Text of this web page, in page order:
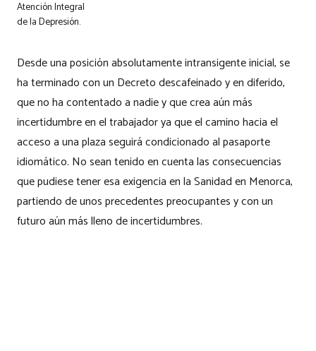
Atención Integral
de la Depresión.
Desde una posición absolutamente intransigente inicial, se
ha terminado con un Decreto descafeinado y en diferido,
que no ha contentado a nadie y que crea aún más
incertidumbre en el trabajador ya que el camino hacia el
acceso a una plaza seguirá condicionado al pasaporte
idiomático. No sean tenido en cuenta las consecuencias
que pudiese tener esa exigencia en la Sanidad en Menorca,
partiendo de unos precedentes preocupantes y con un
futuro aún más lleno de incertidumbres.